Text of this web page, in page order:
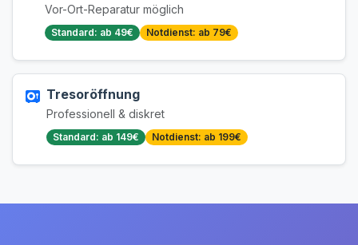
Vor-Ort-Reparatur möglich
Standard: ab 49€ Notdienst: ab 79€
Tresoröffnung
Professionell & diskret
Standard: ab 149€ Notdienst: ab 199€